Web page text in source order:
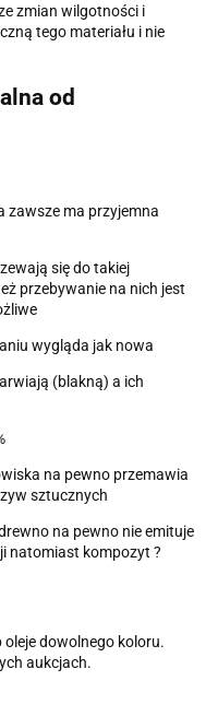
zmian wilgotności i
tego materiału i nie
od
zawsze ma przyjemna
się do takiej
przebywanie na nich jest
wygląda jak nowa
(blakną) a ich
na pewno przemawia
sztucznych
na pewno nie emituje
natomiast kompozyt ?
dowolnego koloru.
aukcjach.